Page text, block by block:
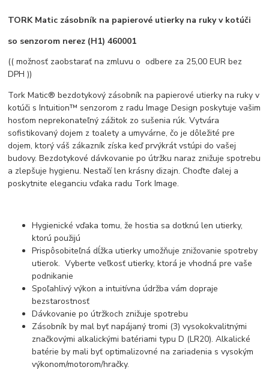
TORK Matic zásobník na papierové utierky na ruky v kotúči
so senzorom nerez (H1) 460001
(( možnosť zaobstarať na zmluvu o odbere za 25,00 EUR bez
DPH ))
Tork Matic® bezdotykový zásobník na papierové utierky na ruky v
kotúči s Intuition™ senzorom z radu Image Design poskytuje vašim
hosťom neprekonateľný zážitok zo sušenia rúk. Vytvára
sofistikovaný dojem z toalety a umyvárne, čo je dôležité pre
dojem, ktorý váš zákazník získa keď prvýkrát vstúpi do vašej
budovy. Bezdotykové dávkovanie po útržku naraz znižuje spotrebu
a zlepšuje hygienu. Nestačí len krásny dizajn. Choďte ďalej a
poskytnite eleganciu vďaka radu Tork Image.
Hygienické vďaka tomu, že hostia sa dotknú len utierky,
ktorú použijú
Prispôsobiteľná dĺžka utierky umožňuje znižovanie spotreby
utierok. Vyberte veľkosť utierky, ktorá je vhodná pre vaše
podnikanie
Spoľahlivý výkon a intuitívna údržba vám dopraje
bezstarostnosť
Dávkovanie po útržkoch znižuje spotrebu
Zásobník by mal byť napájaný tromi (3) vysokokvalitnými
značkovými alkalickými batériami typu D (LR20). Alkalické
batérie by mali byť optimalizovné na zariadenia s vysokým
výkonom/motorom/hračky.